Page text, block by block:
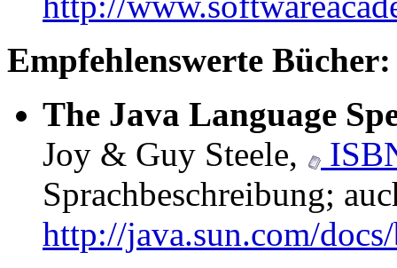
Empfehlenswerte Bücher:
The Java Language
Joy & Guy Steele,
Sprachbeschreibung;
http://java.sun.com/